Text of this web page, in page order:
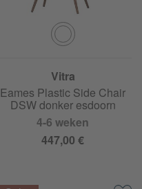
Vitra
Eames Plastic Side Chair
DSW donker esdoorn
4-6 weken
447,00 €